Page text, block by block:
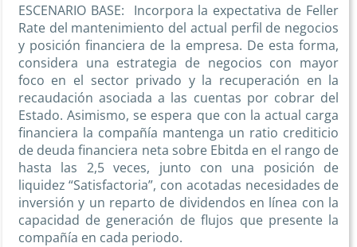
ESCENARIO BASE: Incorpora la expectativa de Feller
Rate del mantenimiento del actual perfil de negocios
y posición financiera de la empresa. De esta forma,
considera una estrategia de negocios con mayor
foco en el sector privado y la recuperación en la
recaudación asociada a las cuentas por cobrar del
Estado. Asimismo, se espera que con la actual carga
financiera la compañía mantenga un ratio crediticio
de deuda financiera neta sobre Ebitda en el rango de
hasta las 2,5 veces, junto con una posición de
liquidez “Satisfactoria”, con acotadas necesidades de
inversión y un reparto de dividendos en línea con la
capacidad de generación de flujos que presente la
compañía en cada periodo.